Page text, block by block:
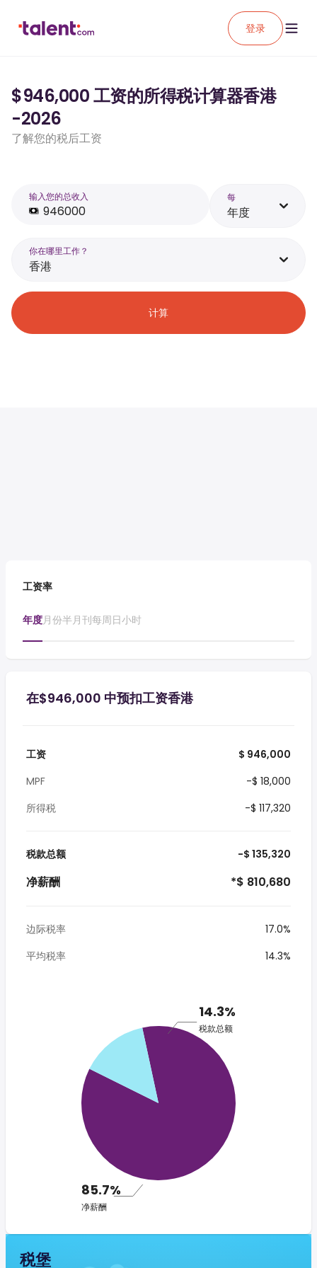
登录
$946,000 工资的所得税计算器香港
-2026
了解您的税后工资
输入您的总收入 每
年度
你在哪里工作？
香港
计算
工资率
年度月份半月刊每周日小时
在$946,000 中预扣工资香港
工资
$ 946,000
MPF
-$ 18,000
所得税
-$ 117,320
税款总额 -$ 135,320
净薪酬 *$ 810,680
边际税率
17.0%
平均税率
14.3%
14.3%
税款总额
85.7%
净薪酬
税堡